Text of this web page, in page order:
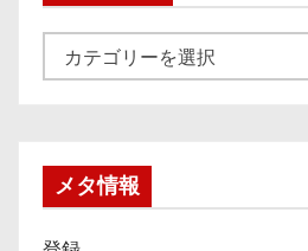
テ
メタ情報